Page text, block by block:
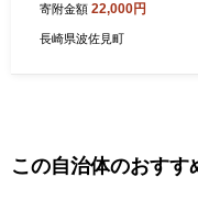
APAN】 [CB72]
寄附金額 22,000円
長崎県波佐見町
この自治体のおすす